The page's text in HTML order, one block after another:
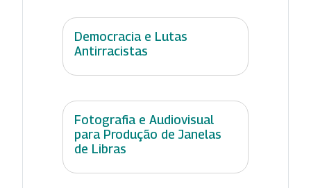
Democracia e Lutas
Antirracistas
Fotografia e Audiovisual
para Produção de Janelas
de Libras